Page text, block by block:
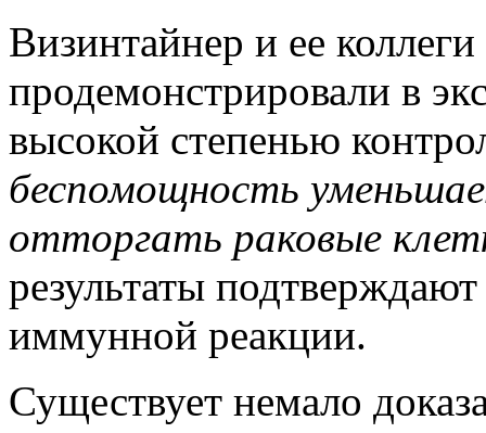
Визинтайнер и ее
продемонстрировали в
высокой степенью
беспомощность
отторгать раковые
результаты
иммунной реакции.
Существует немало